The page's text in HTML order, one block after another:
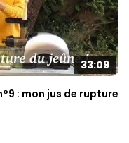
33:09
: mon jus de rupture